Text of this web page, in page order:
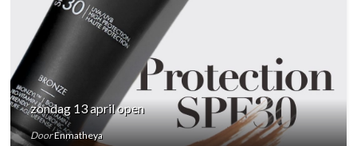
zondag 13 april open
DoorEnmatheya